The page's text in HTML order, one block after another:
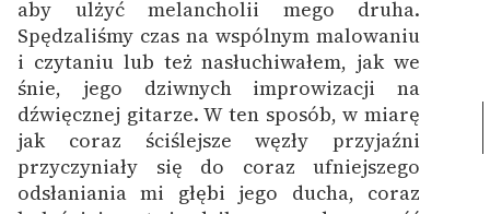
aby ulżyć melancholii mego druha.
Spędzaliśmy czas na wspólnym malowaniu
i czytaniu lub też nasłuchiwałem, jak we
śnie, jego dziwnych improwizacji na
dźwięcznej gitarze. W ten sposób,w miarę
jak coraz ściślejsze węzły przyjaźni
przyczyniały się do coraz ufniejszego
odsłaniania mi głębi jego ducha, coraz